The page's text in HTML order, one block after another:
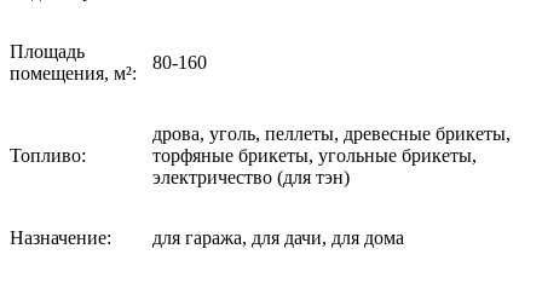
Площадь
помещения, м²:
80-160
Топливо:
дрова, уголь, пеллеты, древесные брикеты,
торфяные брикеты, угольные брикеты,
электричество (для тэн)
Назначение: для гаража, для дачи, для дома